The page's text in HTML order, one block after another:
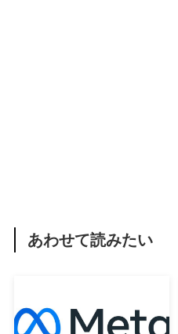
あわせて読みたい